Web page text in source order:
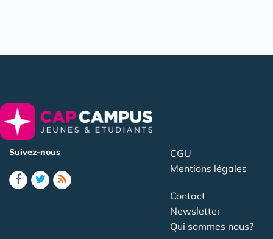
Suivez-nous
CGU
Mentions légales
Contact
Newsletter
Qui sommes nous?